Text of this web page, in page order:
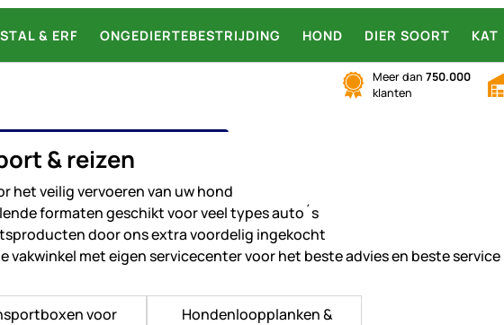
STAL & ERF ONGEDIERTEBESTRIJDING HOND DIER SOORT KAT
Meer dan750.000
klanten
& REIZEN
& reizen
het veilig vervoeren van uw hond
formaten geschikt voor veel types auto´s
door ons extra voordelig ingekocht
vakwinkel met eigen servicecenter voor het beste advies en beste service
voor
Hondenloopplanken &